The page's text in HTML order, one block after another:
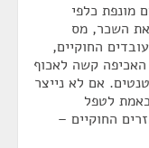
מונפת כלפי
את השכר, מס
החוקיים,
את האכיפה קשה לאכוף
אם לא נייצר
לטפל
החוקיים –